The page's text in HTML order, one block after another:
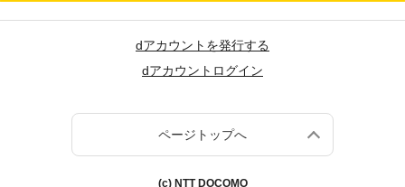
dアカウントを発行する
dアカウントログイン
ページトップへ
(c) NTT DOCOMO